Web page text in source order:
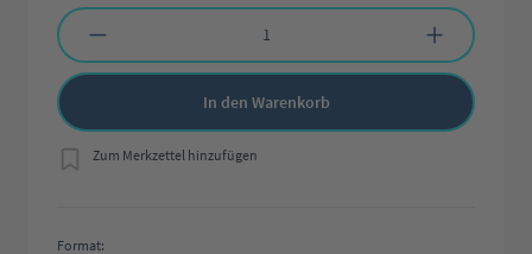
Produkt Anzahl: Gib den gewünschten Wert ein oder benutze die
In den Warenkorb
Zum Merkzettel hinzufügen
Format: